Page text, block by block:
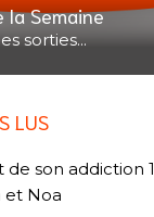
la Semaine
sorties...
LUS
de son addiction 1
et Noa